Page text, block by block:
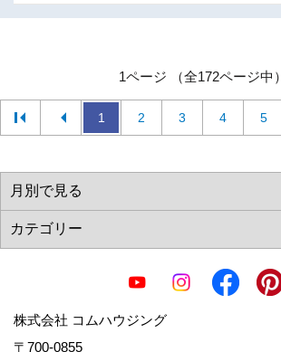
1ページ （全172ページ中）
1 2 3 4 5
株式会社 コムハウジング
〒700-0855